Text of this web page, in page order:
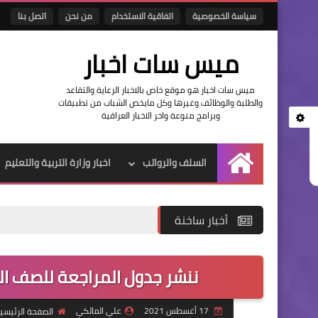
سياسة الخصوصية اتفاقية الاستخدام من نحن اتصل بنا
ميس سات اخبار
ميس سات اخبار هو موقع خاص بالاخبار الرعاية والتقاعد
والطلبة والوظائف وغيرها وكل مايخص الشباب من تطبيقات
وبرامج منوعة واخر الاخبار العراقية
الرئيسية
السلف والرواتب اخبار وزارة التربية والتعليم
أخبار ساخنة
ننشر جدول المراجعة للصف
علي المالكي الصفحة